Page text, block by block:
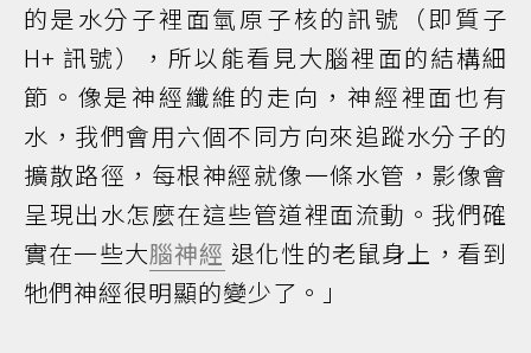
的是水分子裡面氫原子核的訊號（即質子
H+ 訊號），所以能看見大腦裡面的結構細
節。像是神經纖維的走向，神經裡面也有
水，我們會用六個不同方向來追蹤水分子的
擴散路徑，每根神經就像一條水管，影像會
呈現出水怎麼在這些管道裡面流動。我們確
實在一些大腦神經 退化性的老鼠身上，看到
牠們神經很明顯的變少了。」